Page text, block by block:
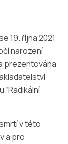
19. října 2021
narození
prezentována
“Radikální
v této
a pro